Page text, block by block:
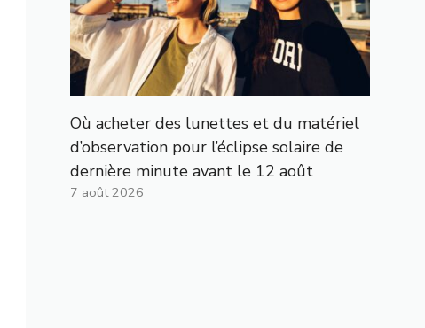
Où acheter des lunettes et du matériel
d’observation pour l’éclipse solaire de
dernière minute avant le 12 août
7 août 2026